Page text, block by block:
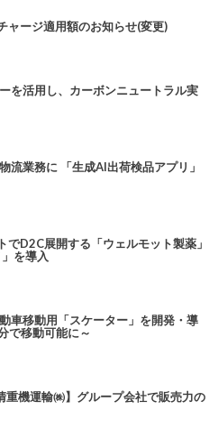
ージ適用額のお知らせ(変更)
を活用し、カーボンニュートラル実
流業務に 「生成AI出荷検品アプリ」
でD2C展開する「ウェルモット製薬」
を導入
車移動用「スケーター」を開発・導
で移動可能に～
重機運輸㈱】グループ会社で販売力の